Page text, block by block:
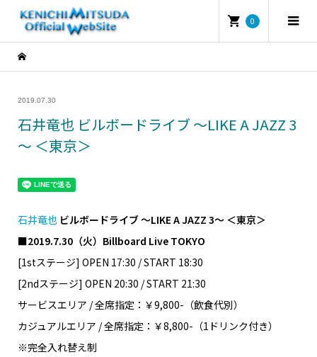
0
2019.07.30
石井竜也 ビルボードライブ ～LIKE A JAZZ 3
～ ＜東京＞
石井竜也ビルボードライブ ～LIKE A JAZZ 3～ ＜東京＞
■2019.7.30（火）Billboard Live TOKYO
[1stステージ] OPEN 17:30 / START 18:30
[2ndステージ] OPEN 20:30 / START 21:30
サービスエリア / 全席指定：￥9,800-（飲食代別）
カジュアルエリア / 全席指定：￥8,800-（1ドリンク付き）
※完全入れ替え制